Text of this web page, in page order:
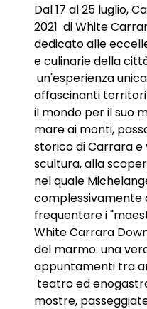
Dal 17 al 25 luglio,
2021 di White
dedicato alle
e culinarie della
un'esperienza
affascinanti
il mondo per il suo
mare ai monti,
storico di Carrara
scultura, alla
nel quale
complessivamente
frequentare i
White Carrara
del marmo: una
appuntamenti tra
teatro ed
mostre,